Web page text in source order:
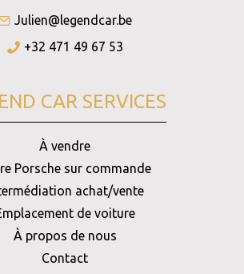
Julien@legendcar.be
+32 471 49 67 53
CAR SERVICES
À vendre
Porsche sur commande
achat/vente
de voiture
À propos de nous
Contact